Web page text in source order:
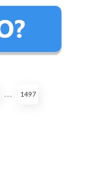
. . . 1497